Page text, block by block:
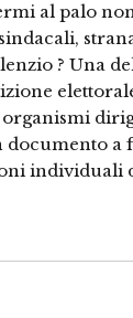
al palo
? Una
a
individuali